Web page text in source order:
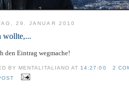
29. JANUAR 2010
wollte,...
den Eintrag wegmache!
BY MENTALITALIANO AT14:27:00
2